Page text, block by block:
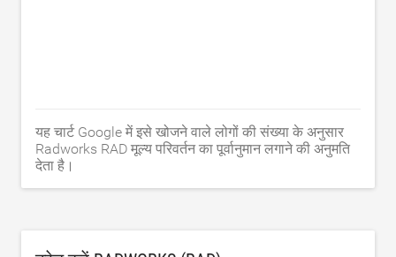
यह चार्ट Google में इसे खोजने वाले लोगों की संख्या के अनुसार
Radworks RAD मूल्य परिवर्तन का पूर्वानुमान लगाने की अनुमति
देता है।